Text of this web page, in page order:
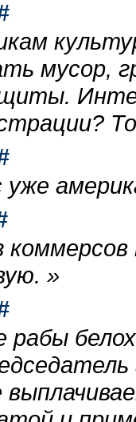
мусор,
уже
»
рабы